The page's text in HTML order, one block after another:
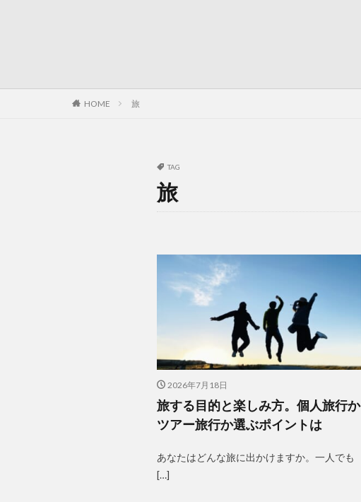
HOME 旅
TAG
旅
2026年7月18日
旅する目的と楽しみ方。個人旅行か
ツアー旅行か選ぶポイントは
あなたはどんな旅に出かけますか。一人でも
[…]